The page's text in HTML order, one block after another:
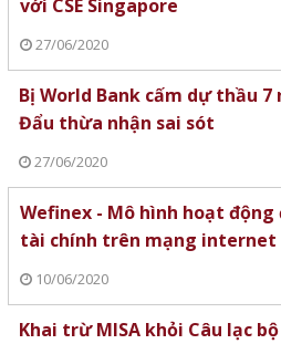
với CSE Singapore
27/06/2020
Bị World Bank cấm dự thầu 7
Đẩu thừa nhận sai sót
27/06/2020
Wefinex - Mô hình hoạt
tài chính trên mạng internet
10/06/2020
Khai trừ MISA khỏi Câu lạc